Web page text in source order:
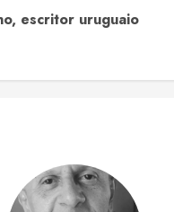
escritor uruguaio